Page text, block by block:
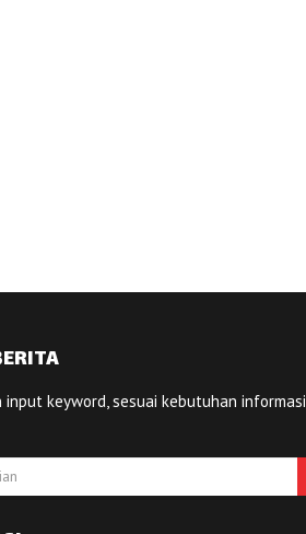
input keyword, sesuai kebutuhan informasi